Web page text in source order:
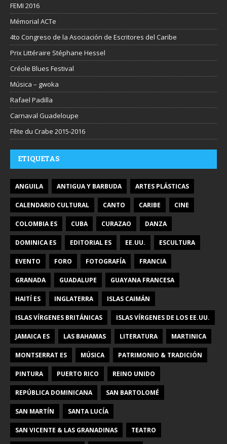
FEMI 2016
Mémorial ACTe
4to Congreso de la Asociación de Escritores del Caribe
Prix Littéraire Stéphane Hessel
Créole Blues Festival
Música – gwoka
Rafael Padilla
Carnaval Guadeloupe
Fête du Crabe 2015-2016
ETIQUETAS
ANGUILA ANTIGUA Y BARBUDA ARTES PLÁSTICAS
CALENDARIO CULTURAL CANTO CARIBE CINE
COLOMBIA ES CUBA CURAZAO DANZA
DOMINICA ES EDITORIAL ES EE.UU. ESCULTURA
EVENTO FORO FOTOGRAFÍA FRANCIA
GRANADA GUADALUPE GUAYANA FRANCESA
HAITÍ ES INGLATERRA ISLAS CAIMÁN
ISLAS VÍRGENES BRITÁNICAS ISLAS VÍRGENES DE LOS EE.UU.
JAMAICA ES LAS BAHAMAS LITERATURA MARTINICA
MONTSERRAT ES MÚSICA PATRIMONIO & TRADICIÓN
PINTURA PUERTO RICO REINO UNIDO
REPÚBLICA DOMINICANA SAN BARTOLOMÉ
SAN MARTÍN SANTA LUCÍA
SAN VICENTE & LAS GRANADINAS TEATRO